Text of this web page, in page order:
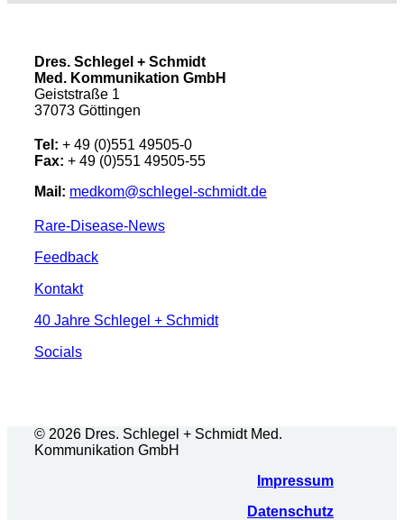
Dres. Schlegel + Schmidt
Med. Kommunikation GmbH
Geiststraße 1
37073 Göttingen
Tel: + 49 (0)551 49505-0
Fax: + 49 (0)551 49505-55
Mail: medkom@schlegel-schmidt.de
Rare-Disease-News
Feedback
Kontakt
40 Jahre Schlegel + Schmidt
Socials
© 2026 Dres. Schlegel + Schmidt Med.
Kommunikation GmbH
Impressum
Datenschutz